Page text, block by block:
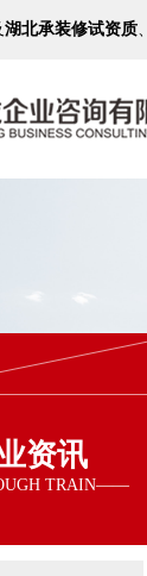
湖北承装修试资质、
资讯